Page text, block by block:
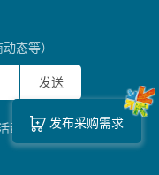
态等）
发送
动 发布采购需求